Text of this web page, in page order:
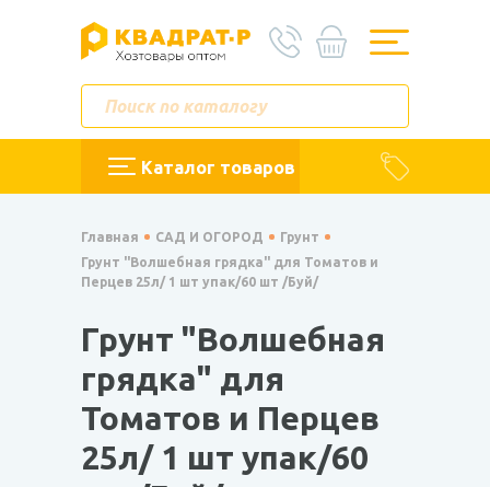
Каталог товаров
Главная САД И ОГОРОД
Грунт
Грунт "Волшебная грядка" для Томатов и
Перцев 25л/ 1 шт упак/60 шт /Буй/
Грунт "Волшебная
грядка" для
Томатов и Перцев
25л/ 1 шт упак/60